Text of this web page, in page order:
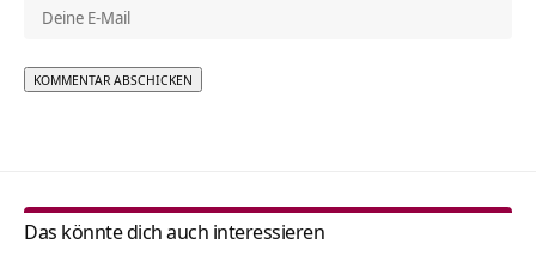
Das könnte dich auch interessieren